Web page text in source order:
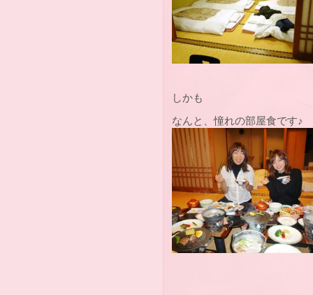
しかも
なんと、憧れの部屋食です♪